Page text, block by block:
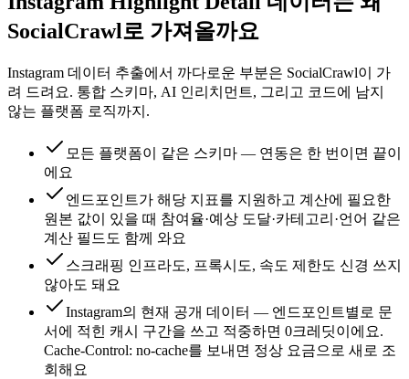
SocialCrawl로 가져올까요
Instagram 데이터 추출에서 까다로운 부분은 SocialCrawl이 가
려 드려요. 통합 스키마, AI 인리치먼트, 그리고 코드에 남지
않는 플랫폼 로직까지.
모든 플랫폼이 같은 스키마 — 연동은 한 번이면 끝이
에요
엔드포인트가 해당 지표를 지원하고 계산에 필요한
원본 값이 있을 때 참여율·예상 도달·카테고리·언어 같은
계산 필드도 함께 와요
스크래핑 인프라도, 프록시도, 속도 제한도 신경 쓰지
않아도 돼요
Instagram의 현재 공개 데이터 — 엔드포인트별로 문
서에 적힌 캐시 구간을 쓰고 적중하면 0크레딧이에요.
Cache-Control: no-cache를 보내면 정상 요금으로 새로 조
회해요